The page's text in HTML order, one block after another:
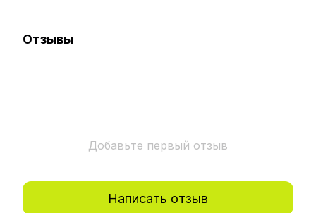
Отзывы
Добавьте первый отзыв
Написать отзыв